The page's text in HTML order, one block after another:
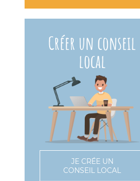
Créer un conseil
local
JE CRÉE UN
CONSEIL LOCAL